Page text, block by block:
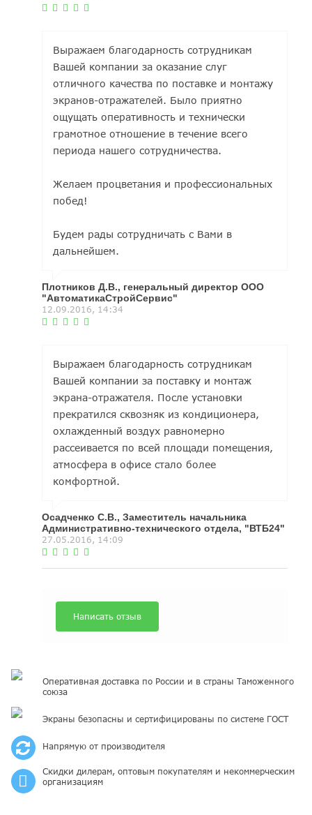
Выражаем благодарность сотрудникам
Вашей компании за оказание слуг
отличного качества по поставке и монтажу
экранов-отражателей. Было приятно
ощущать оперативность и технически
грамотное отношение в течение всего
периода нашего сотрудничества.
Желаем процветания и профессиональных
побед!
Будем рады сотрудничать с Вами в
дальнейшем.
Плотников Д.В., генеральный директор ООО
"АвтоматикаСтройСервис"
12.09.2016, 14:34
Выражаем благодарность сотрудникам
Вашей компании за поставку и монтаж
экрана-отражателя. После установки
прекратился сквозняк из кондиционера,
охлажденный воздух равномерно
рассеивается по всей площади помещения,
атмосфера в офисе стало более
комфортной.
Осадченко С.В., Заместитель начальника
Административно-технического отдела, "ВТБ24"
27.05.2016, 14:09
Написать отзыв
Оперативная доставка по России и в страны Таможенного
союза
Экраны безопасны и сертифицированы по системе ГОСТ
Напрямую от производителя
Скидки дилерам, оптовым покупателям и некоммерческим
организациям